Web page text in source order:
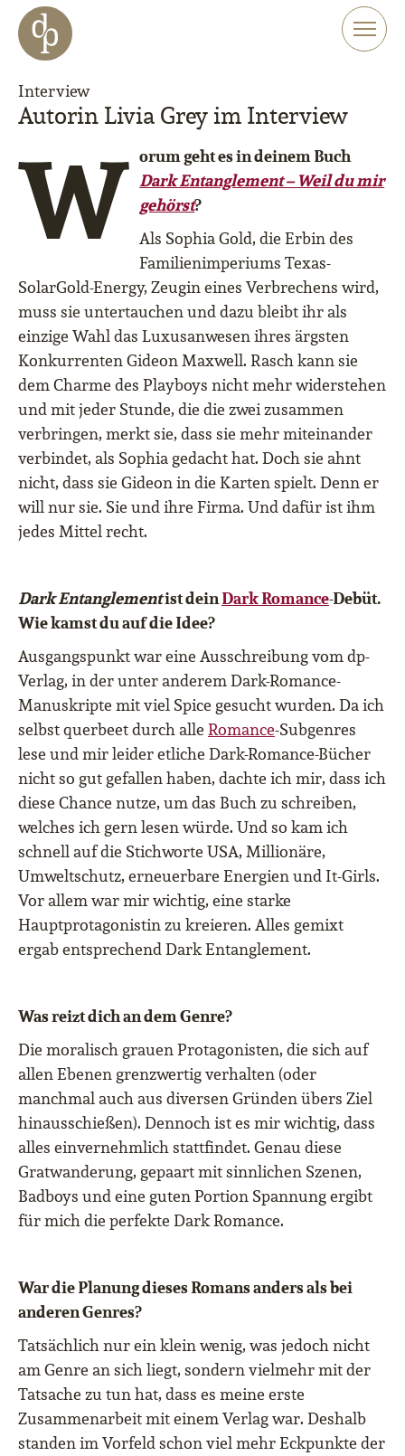
Zum Haupt-Inhalt springen
Zur Navigation springen
Zur Website-Suche springen
Interview
Autorin Livia Grey im Interview
W orum geht es in deinem Buch
Dark Entanglement – Weil du mir
gehörst?
Als Sophia Gold, die Erbin des
Familienimperiums Texas-
SolarGold-Energy, Zeugin eines Verbrechens wird,
muss sie untertauchen und dazu bleibt ihr als
einzige Wahl das Luxusanwesen ihres ärgsten
Konkurrenten Gideon Maxwell. Rasch kann sie
dem Charme des Playboys nicht mehr widerstehen
und mit jeder Stunde, die die zwei zusammen
verbringen, merkt sie, dass sie mehr miteinander
verbindet, als Sophia gedacht hat. Doch sie ahnt
nicht, dass sie Gideon in die Karten spielt. Denn er
will nur sie. Sie und ihre Firma. Und dafür ist ihm
jedes Mittel recht.
Dark Entanglementist deinDark Romance-Debüt.
Wie kamst du auf die Idee?
Ausgangspunkt war eine Ausschreibung vom dp-
Verlag, in der unter anderem Dark-Romance-
Manuskripte mit viel Spice gesucht wurden. Da ich
selbst querbeet durch alle Romance-Subgenres
lese und mir leider etliche Dark-Romance-Bücher
nicht so gut gefallen haben, dachte ich mir, dass ich
diese Chance nutze, um das Buch zu schreiben,
welches ich gern lesen würde. Und so kam ich
schnell auf die Stichworte USA, Millionäre,
Umweltschutz, erneuerbare Energien und It-Girls.
Vor allem war mir wichtig, eine starke
Hauptprotagonistin zu kreieren. Alles gemixt
ergab entsprechend Dark Entanglement.
Was reizt dich an dem Genre?
Die moralisch grauen Protagonisten, die sich auf
allen Ebenen grenzwertig verhalten (oder
manchmal auch aus diversen Gründen übers Ziel
hinausschießen). Dennoch ist es mir wichtig, dass
alles einvernehmlich stattfindet. Genau diese
Gratwanderung, gepaart mit sinnlichen Szenen,
Badboys und eine guten Portion Spannung ergibt
für mich die perfekte Dark Romance.
War die Planung dieses Romans anders als bei
anderen Genres?
Tatsächlich nur ein klein wenig, was jedoch nicht
am Genre an sich liegt, sondern vielmehr mit der
Tatsache zu tun hat, dass es meine erste
Zusammenarbeit mit einem Verlag war. Deshalb
standen im Vorfeld schon viel mehr Eckpunkte der